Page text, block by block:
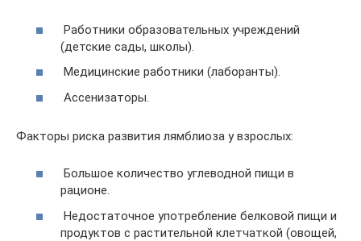
Работники образовательных учреждений
(детские сады, школы).
Медицинские работники (лаборанты).
Ассенизаторы.
Факторы риска развития лямблиоза у взрослых:
Большое количество углеводной пищи в
рационе.
Недостаточное употребление белковой пищи и
продуктов с растительной клетчаткой (овощей,